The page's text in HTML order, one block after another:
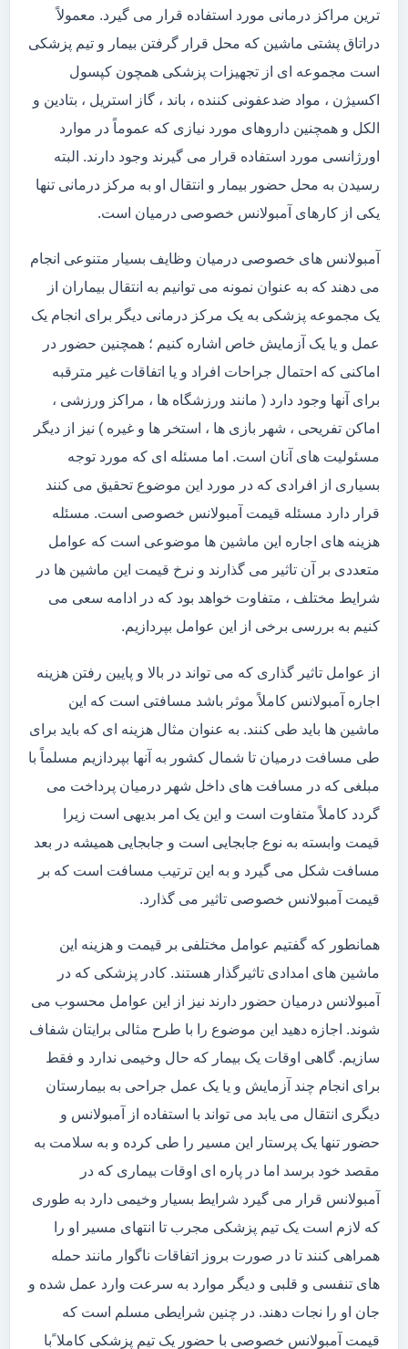
ترین مراکز درمانی مورد استفاده قرار می گیرد. معمولاً
دراتاق پشتی ماشین که محل قرار گرفتن بیمار و تیم پزشکی
است مجموعه ای از تجهیزات پزشکی همچون کپسول
اکسیژن ، مواد ضدعفونی کننده ، باند ، گاز استریل ، بتادین و
الکل و همچنین داروهای مورد نیازی که عموماً در موارد
اورژانسی مورد استفاده قرار می گیرند وجود دارند. البته
رسیدن به محل حضور بیمار و انتقال او به مرکز درمانی تنها
یکی از کارهای آمبولانس خصوصی درمیان است.
آمبولانس های خصوصی درمیان وظایف بسیار متنوعی انجام
می دهند که به عنوان نمونه می توانیم به انتقال بیماران از
یک مجموعه پزشکی به یک مرکز درمانی دیگر برای انجام یک
عمل و یا یک آزمایش خاص اشاره کنیم ؛ همچنین حضور در
اماکنی که احتمال جراحات افراد و یا اتفاقات غیر مترقبه
برای آنها وجود دارد ( مانند ورزشگاه ها ، مراکز ورزشی ،
اماکن تفریحی ، شهر بازی ها ، استخر ها و غیره ) نیز از دیگر
مسئولیت های آنان است. اما مسئله ای که مورد توجه
بسیاری از افرادی که در مورد این موضوع تحقیق می کنند
قرار دارد مسئله قیمت آمبولانس خصوصی است. مسئله
هزینه های اجاره این ماشین ها موضوعی است که عوامل
متعددی بر آن تاثیر می گذارند و نرخ قیمت این ماشین ها در
شرایط مختلف ، متفاوت خواهد بود که در ادامه سعی می
کنیم به بررسی برخی از این عوامل بپردازیم.
از عوامل تاثیر گذاری که می تواند در بالا و پایین رفتن هزینه
اجاره آمبولانس کاملاً موثر باشد مسافتی است که این
ماشین ها باید طی کنند. به عنوان مثال هزینه ای که باید برای
طی مسافت درمیان تا شمال کشور به آنها بپردازیم مسلماً با
مبلغی که در مسافت های داخل شهر درمیان پرداخت می
گردد کاملاً متفاوت است و این یک امر بدیهی است زیرا
قیمت وابسته به نوع جابجایی است و جابجایی همیشه در بعد
مسافت شکل می گیرد و به این ترتیب مسافت است که بر
قیمت آمبولانس خصوصی تاثیر می گذارد.
همانطور که گفتیم عوامل مختلفی بر قیمت و هزینه این
ماشین های امدادی تاثیرگذار هستند. کادر پزشکی که در
آمبولانس درمیان حضور دارند نیز از این عوامل محسوب می
شوند. اجازه دهید این موضوع را با طرح مثالی برایتان شفاف
سازیم. گاهی اوقات یک بیمار که حال وخیمی ندارد و فقط
برای انجام چند آزمایش و یا یک عمل جراحی به بیمارستان
دیگری انتقال می یابد می تواند با استفاده از آمبولانس و
حضور تنها یک پرستار این مسیر را طی کرده و به سلامت به
مقصد خود برسد اما در پاره ای اوقات بیماری که در
آمبولانس قرار می گیرد شرایط بسیار وخیمی دارد به طوری
که لازم است یک تیم پزشکی مجرب تا انتهای مسیر او را
همراهی کنند تا در صورت بروز اتفاقات ناگوار مانند حمله
های تنفسی و قلبی و دیگر موارد به سرعت وارد عمل شده و
جان او را نجات دهند. در چنین شرایطی مسلم است که
قیمت آمبولانس خصوصی با حضور یک تیم پزشکی کاملا ًبا